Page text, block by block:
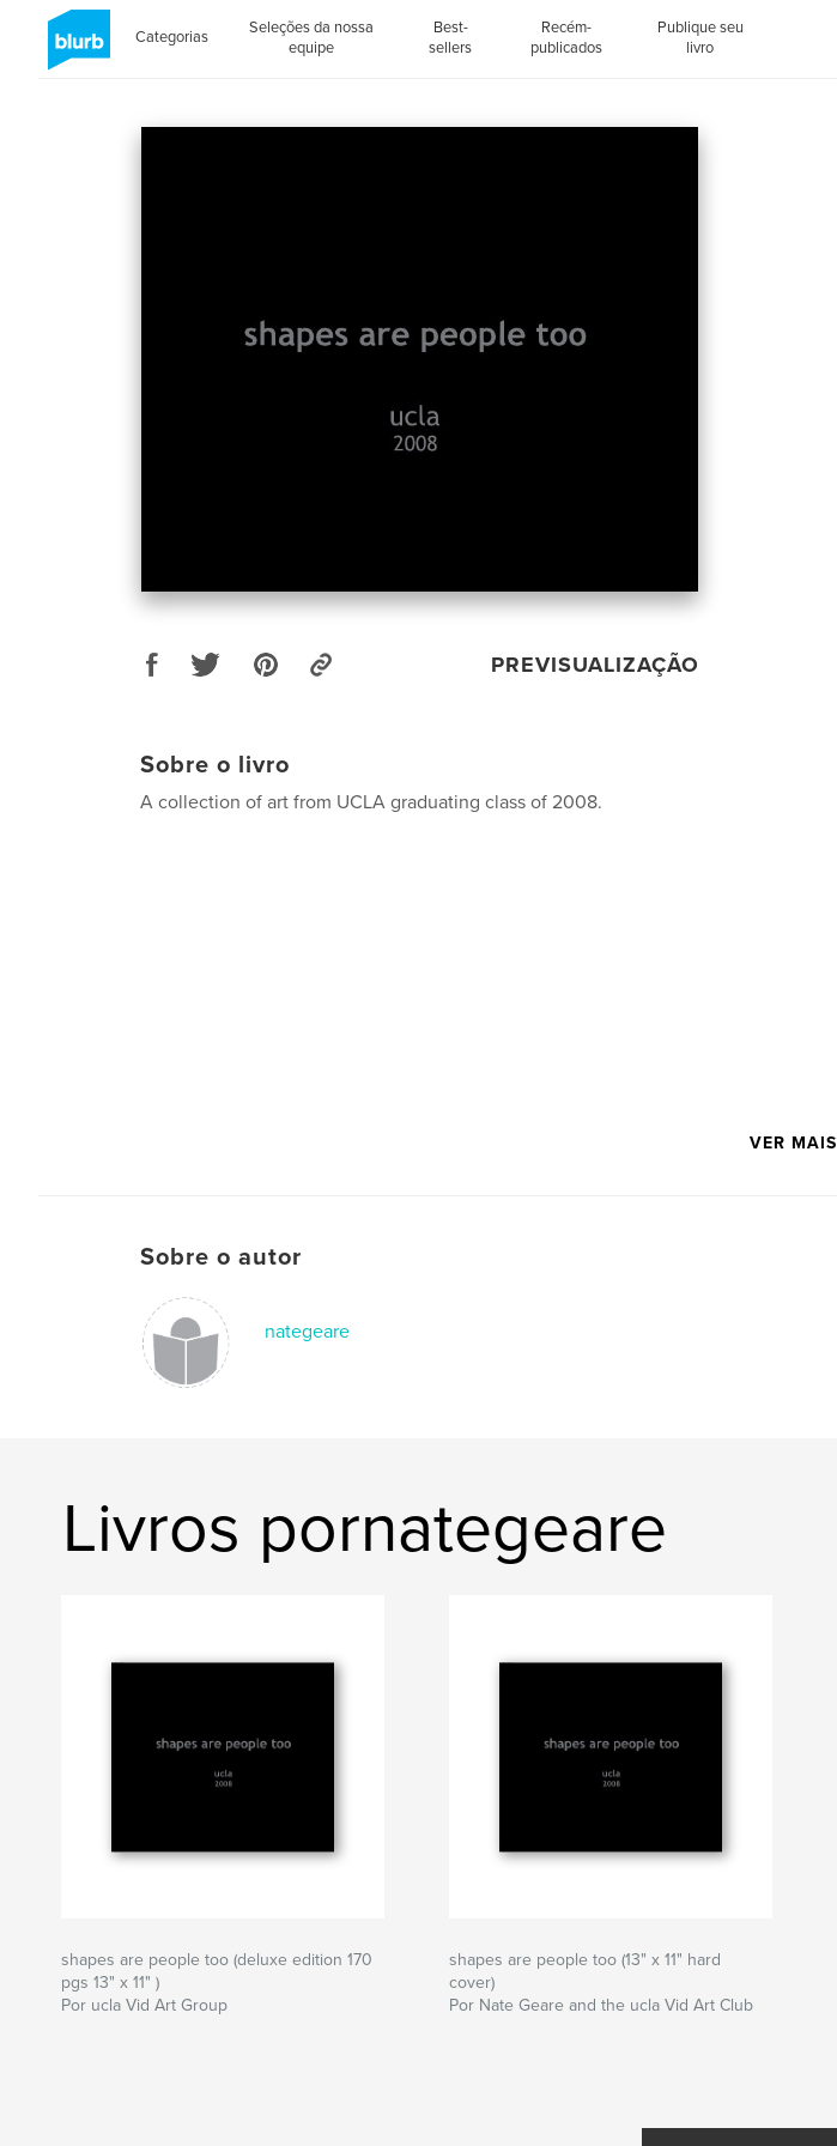
Categorias
Seleções da nossa
equipe
Best-
sellers
Recém-
publicados
Publique seu
livro
PREVISUALIZAÇÃO
Sobre o livro
A collection of art from UCLA graduating class of 2008.
VER MAIS
Sobre o autor
nategeare
Livros pornategeare
shapes are people too (deluxe edition 170
pgs 13" x 11" )
Por ucla Vid Art Group
shapes are people too (13" x 11" hard
cover)
Por Nate Geare and the ucla Vid Art Club